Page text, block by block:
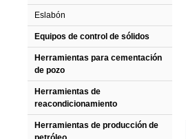
Eslabón
Equipos de control de sólidos
Herramientas para cementación
de pozo
Herramientas de
reacondicionamiento
Herramientas de producción de